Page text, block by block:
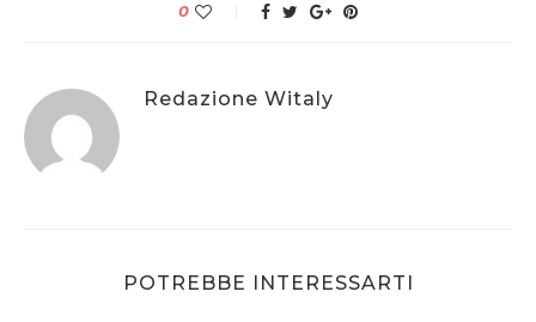
0
Redazione Witaly
POTREBBE INTERESSARTI